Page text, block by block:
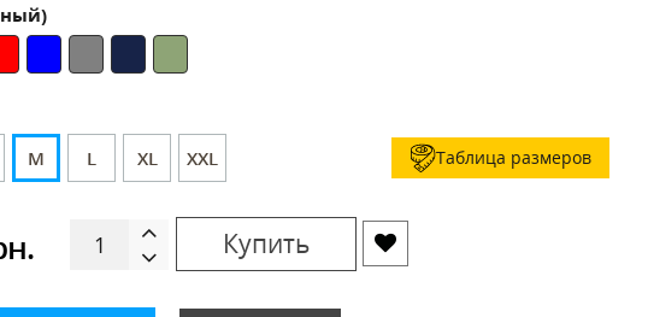
M L XL XXL Таблица размеров
Купить